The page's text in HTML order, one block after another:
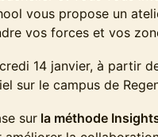
vous propose un
vos forces et vos
14 janvier, à partir
sur le campus de
sur la méthode